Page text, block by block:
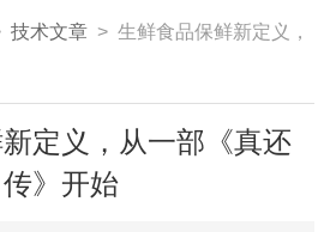
技术文章 > 生鲜食品保鲜新定义，
定义，从一部《真还
传》开始